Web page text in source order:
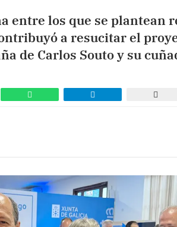
entre los que se plantean
a resucitar el
de Carlos Souto y su